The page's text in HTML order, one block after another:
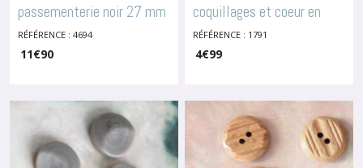
passementerie noir 27 mm
-Boutons En Passementerie &
RÉFÉRENCE : 4694
11€90
coquillages et coeur en
métal doré-Boutons En Métal
RÉFÉRENCE : 1791
4€99